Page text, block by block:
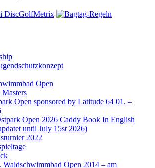
DiscGolfMetrix
Open
Masters
Open sponsored by Latitude 64 01. –
Open 2026 Caddy Book In English
until July 15st 2026)
2022
Waldschwimmbad Open 2014 – am